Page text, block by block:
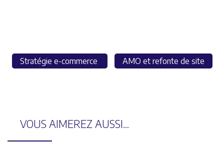
Stratégie e-commerce AMO et refonte de site
VOUS AIMEREZ AUSSI...